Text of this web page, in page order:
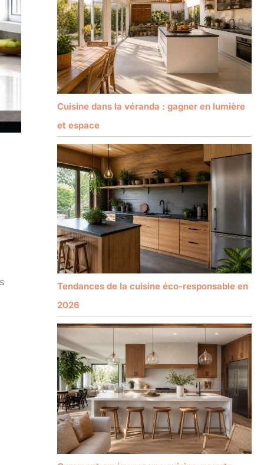
Cuisine dans la véranda : gagner en lumière
et espace
Tendances de la cuisine éco-responsable en
2026